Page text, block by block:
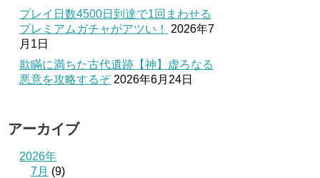
プレイ日数4500日到達で1回まわせる
プレミアムガチャがアツい！
2026年7
月1日
欺瞞に満ちた古代遺跡【神】虚ろなる
悪意を攻略するぞ 2026年6月24日
アーカイブ
2026年
7月 (9)